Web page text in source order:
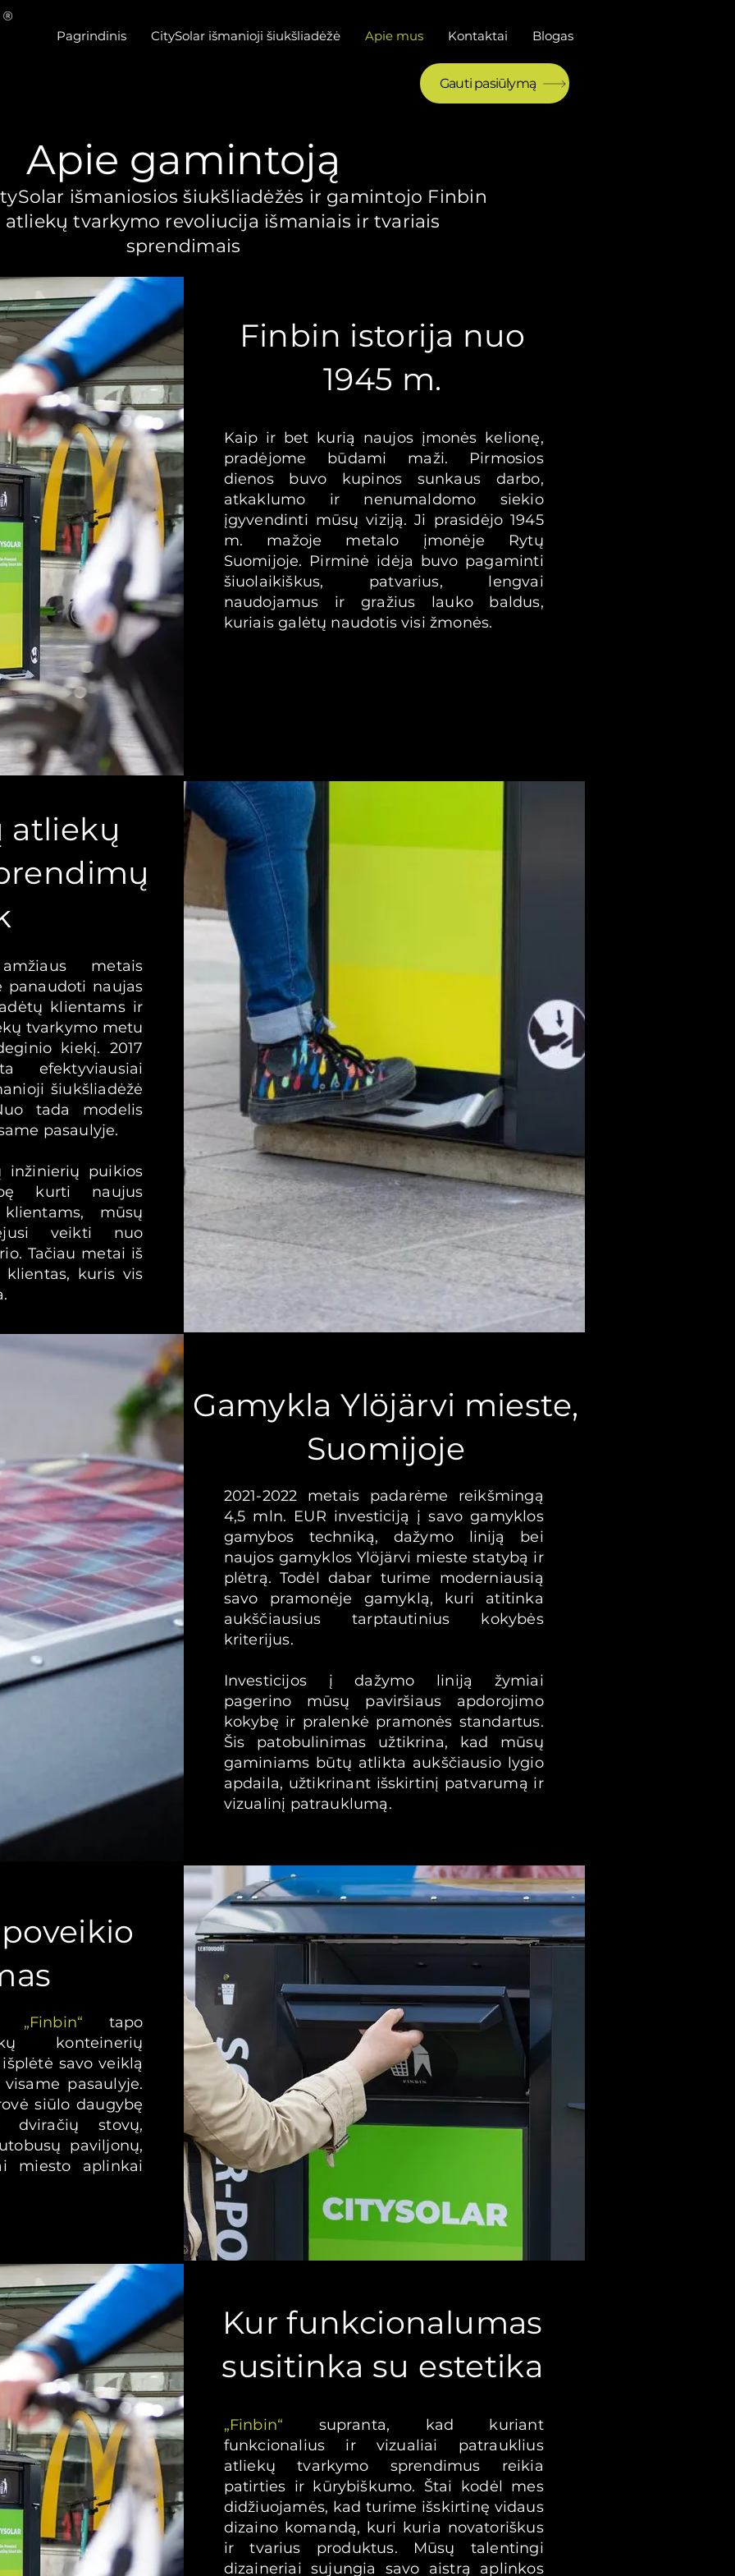
Pagrindinis CitySolar išmanioji šiukšliadėžė Apie mus Kontaktai Blogas
Apie gamintoją
išmaniosios šiukšliadėžės ir gamintojo Finbin
atliekų tvarkymo revoliucija išmaniais ir tvariais
sprendimais
Finbin istorija nuo
1945 m.
įmonės kelionę, pradėjome būdami maži. Pirmosios dienos
darbo, atkaklumo ir nenumaldomo siekio įgyvendinti mūsų
1945 m. mažoje metalo įmonėje Rytų Suomijoje. Pirminė idėja
patvarius, lengvai naudojamus ir gražius lauko baldus,
visi žmonės.
Finbin istorija nuo
1945 m.
Kaip ir bet kurią naujos įmonės kelionę,
pradėjome būdami maži. Pirmosios
dienos buvo kupinos sunkaus darbo,
atkaklumo ir nenumaldomo siekio
įgyvendinti mūsų viziją. Ji prasidėjo 1945
m. mažoje metalo įmonėje Rytų
Suomijoje. Pirminė idėja buvo pagaminti
šiuolaikiškus, patvarius, lengvai
naudojamus ir gražius lauko baldus,
kuriais galėtų naudotis visi žmonės.
atliekų
metais
panaudoti naujas
klientams ir
tvarkymo metu
kiekį. 2017
efektyviausiai
šiukšliadėžė
tada modelis
pasaulyje.
inžinierių puikios
kurti naujus
mūsų
veikti nuo
Tačiau metai iš
kuris vis
Gamykla Ylöjärvi mieste,
Suomijoje
2021-2022 metais padarėme reikšmingą
4,5 mln. EUR investiciją į savo gamyklos
gamybos techniką, dažymo liniją bei
naujos gamyklos Ylöjärvi mieste statybą ir
plėtrą. Todėl dabar turime moderniausią
savo pramonėje gamyklą, kuri atitinka
aukščiausius tarptautinius kokybės
kriterijus.
Investicijos į dažymo liniją žymiai
pagerino mūsų paviršiaus apdorojimo
kokybę ir pralenkė pramonės standartus.
Šis patobulinimas užtikrina, kad mūsų
gaminiams būtų atlikta aukščiausio lygio
apdaila, užtikrinant išskirtinį patvarumą ir
vizualinį patrauklumą.
„Finbin“ tapo
konteinerių
savo veiklą
pasaulyje.
siūlo daugybę
dviračių stovų,
paviljonų,
miesto aplinkai
Finbin istorija nuo
1945 m.
įmonės kelionę, pradėjome būdami maži. Pirmosios dienos
darbo, atkaklumo ir nenumaldomo siekio įgyvendinti mūsų
Kur funkcionalumas
susitinka su estetika
„Finbin“ supranta, kad kuriant
funkcionalius ir vizualiai patrauklius
atliekų tvarkymo sprendimus reikia
patirties ir kūrybiškumo. Štai kodėl mes
didžiuojamės, kad turime išskirtinę vidaus
dizaino komandą, kuri kuria novatoriškus
ir tvarius produktus. Mūsų talentingi
dizaineriai sujungia savo aistrą aplinkos
Gauti pasiūlymą